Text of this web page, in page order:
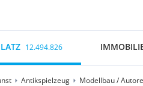
12.494.826
Antikspielzeug Modellbau /